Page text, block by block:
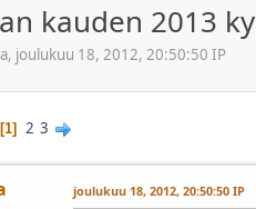
kauden 2013
joulukuu 18, 2012, 20:50:50 IP
1 2 3
joulukuu 18, 2012, 20:50:50 IP